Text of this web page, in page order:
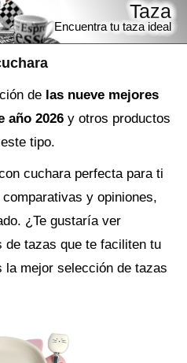
Taza
Encuentra tu taza ideal
de las nueve mejores
año 2026 y otros productos
tipo.
cuchara perfecta para ti
y opiniones,
¿Te gustaría ver
tazas que te faciliten tu
la mejor selección de tazas